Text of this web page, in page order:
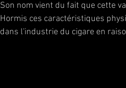
Son nom vient du fait que cette
Hormis ces caractéristiques
dans l'industrie du cigare en